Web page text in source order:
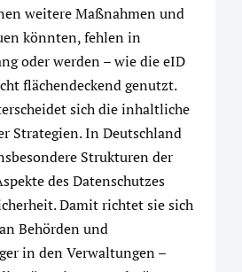
weitere Maßnahmen und
könnten, fehlen in
oder werden – wie die eID
flächendeckend genutzt.
sich die inhaltliche
Strategien. In Deutschland
Strukturen der
des Datenschutzes
Damit richtet sie sich
Behörden und
in den Verwaltungen –